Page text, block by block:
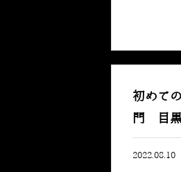
初めて
門 目
2022.08.10